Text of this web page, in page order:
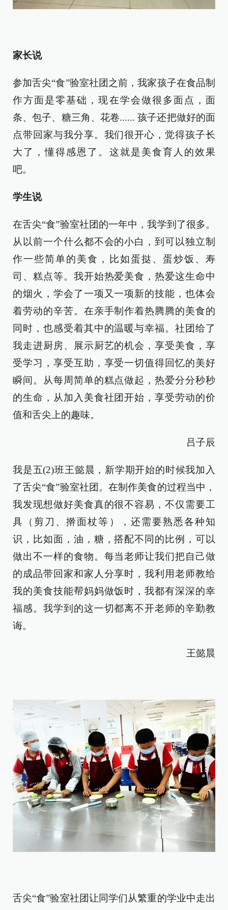
家长说
参加舌尖“食”验室社团之前，我家孩子在食品制
作方面是零基础，现在学会做很多面点，面
条、包子、糖三角、花卷...... 孩子还把做好的面
点带回家与我分享。我们很开心，觉得孩子长
大了，懂得感恩了。这就是美食育人的效果
吧。
学生说
在舌尖“食”验室社团的一年中，我学到了很多。
从以前一个什么都不会的小白，到可以独立制
作一些简单的美食，比如蛋挞、蛋炒饭、寿
司、糕点等。我开始热爱美食，热爱这生命中
的烟火，学会了一项又一项新的技能，也体会
着劳动的辛苦。在亲手制作着热腾腾的美食的
同时，也感受着其中的温暖与幸福。社团给了
我走进厨房、展示厨艺的机会，享受美食，享
受学习，享受互助，享受一切值得回忆的美好
瞬间。从每周简单的糕点做起，热爱分分秒秒
的生命，从加入美食社团开始，享受劳动的价
值和舌尖上的趣味。
吕子辰
我是五(2)班王懿晨，新学期开始的时候我加入
了舌尖“食”验室社团。在制作美食的过程当中，
我发现想做好美食真的很不容易，不仅需要工
具（剪刀、擀面杖等），还需要熟悉各种知
识，比如面，油，糖，搭配不同的比例，可以
做出不一样的食物。每当老师让我们把自己做
的成品带回家和家人分享时，我利用老师教给
我的美食技能帮妈妈做饭时，我都有深深的幸
福感。我学到的这一切都离不开老师的辛勤教
诲。
王懿晨
舌尖“食”验室社团让同学们从繁重的学业中走出